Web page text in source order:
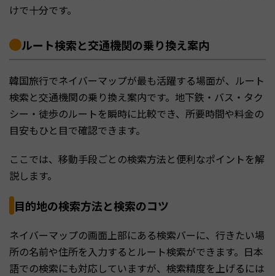
けで十分です。
ルート検索と交通機関の乗り換え案内
韓国旅行でネイバーマップが最も活躍する場面が、ルート
検索と交通機関の乗り換え案内です。地下鉄・バス・タク
シー・徒歩のルートを瞬時に比較でき、所要時間や料金の
目安もひと目で確認できます。
ここでは、移動手段ごとの検索方法と便利なポイントを解
説します。
目的地の検索方法と検索のコツ
ネイバーマップの画面上部にある検索バーに、行きたい場
所の名前や住所を入力するとルート検索ができます。日本
語での検索にも対応していますが、検索精度を上げるには